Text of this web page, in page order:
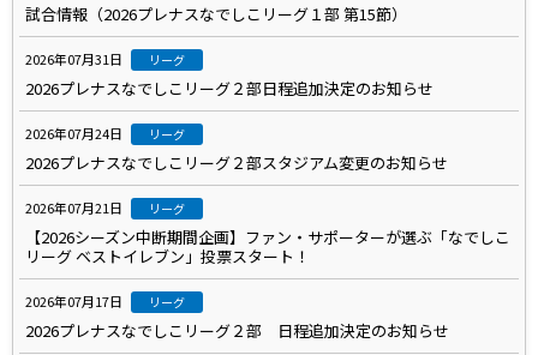
試合情報（2026プレナスなでしこリーグ１部 第15節）
2026年07月31日 リーグ
2026プレナスなでしこリーグ２部日程追加決定のお知らせ
2026年07月24日 リーグ
2026プレナスなでしこリーグ２部スタジアム変更のお知らせ
2026年07月21日 リーグ
【2026シーズン中断期間企画】ファン・サポーターが選ぶ「なでしこ
リーグ ベストイレブン」投票スタート！
2026年07月17日 リーグ
2026プレナスなでしこリーグ２部 日程追加決定のお知らせ